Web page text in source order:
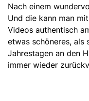
Nach einem
Und die kann man
Videos authentisch
etwas schöneres, als
Jahrestagen an den
immer wieder